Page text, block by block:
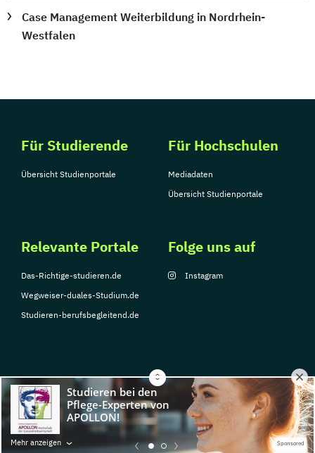
Mehr anzeigen Sponsored
Case Management Weiterbildung in Nordrhein-
Westfalen
Für Studierende
Übersicht Studienportale
Für Hochschulen
Mediadaten
Übersicht Studienportale
Relevante Portale
Das-Richtige-studieren.de
Wegweiser-duales-Studium.de
Studieren-berufsbegleitend.de
Folge uns auf
Instagram
© Copyright 2026, TarGroup Media GmbH
Impressum
Datenschutzerklärung Nutzungsbedingungen